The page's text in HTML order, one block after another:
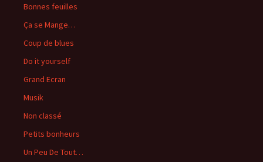
Bonnes feuilles
Ça se Mange…
Coup de blues
Do it yourself
Grand Ecran
Musik
Non classé
Petits bonheurs
Un Peu De Tout…